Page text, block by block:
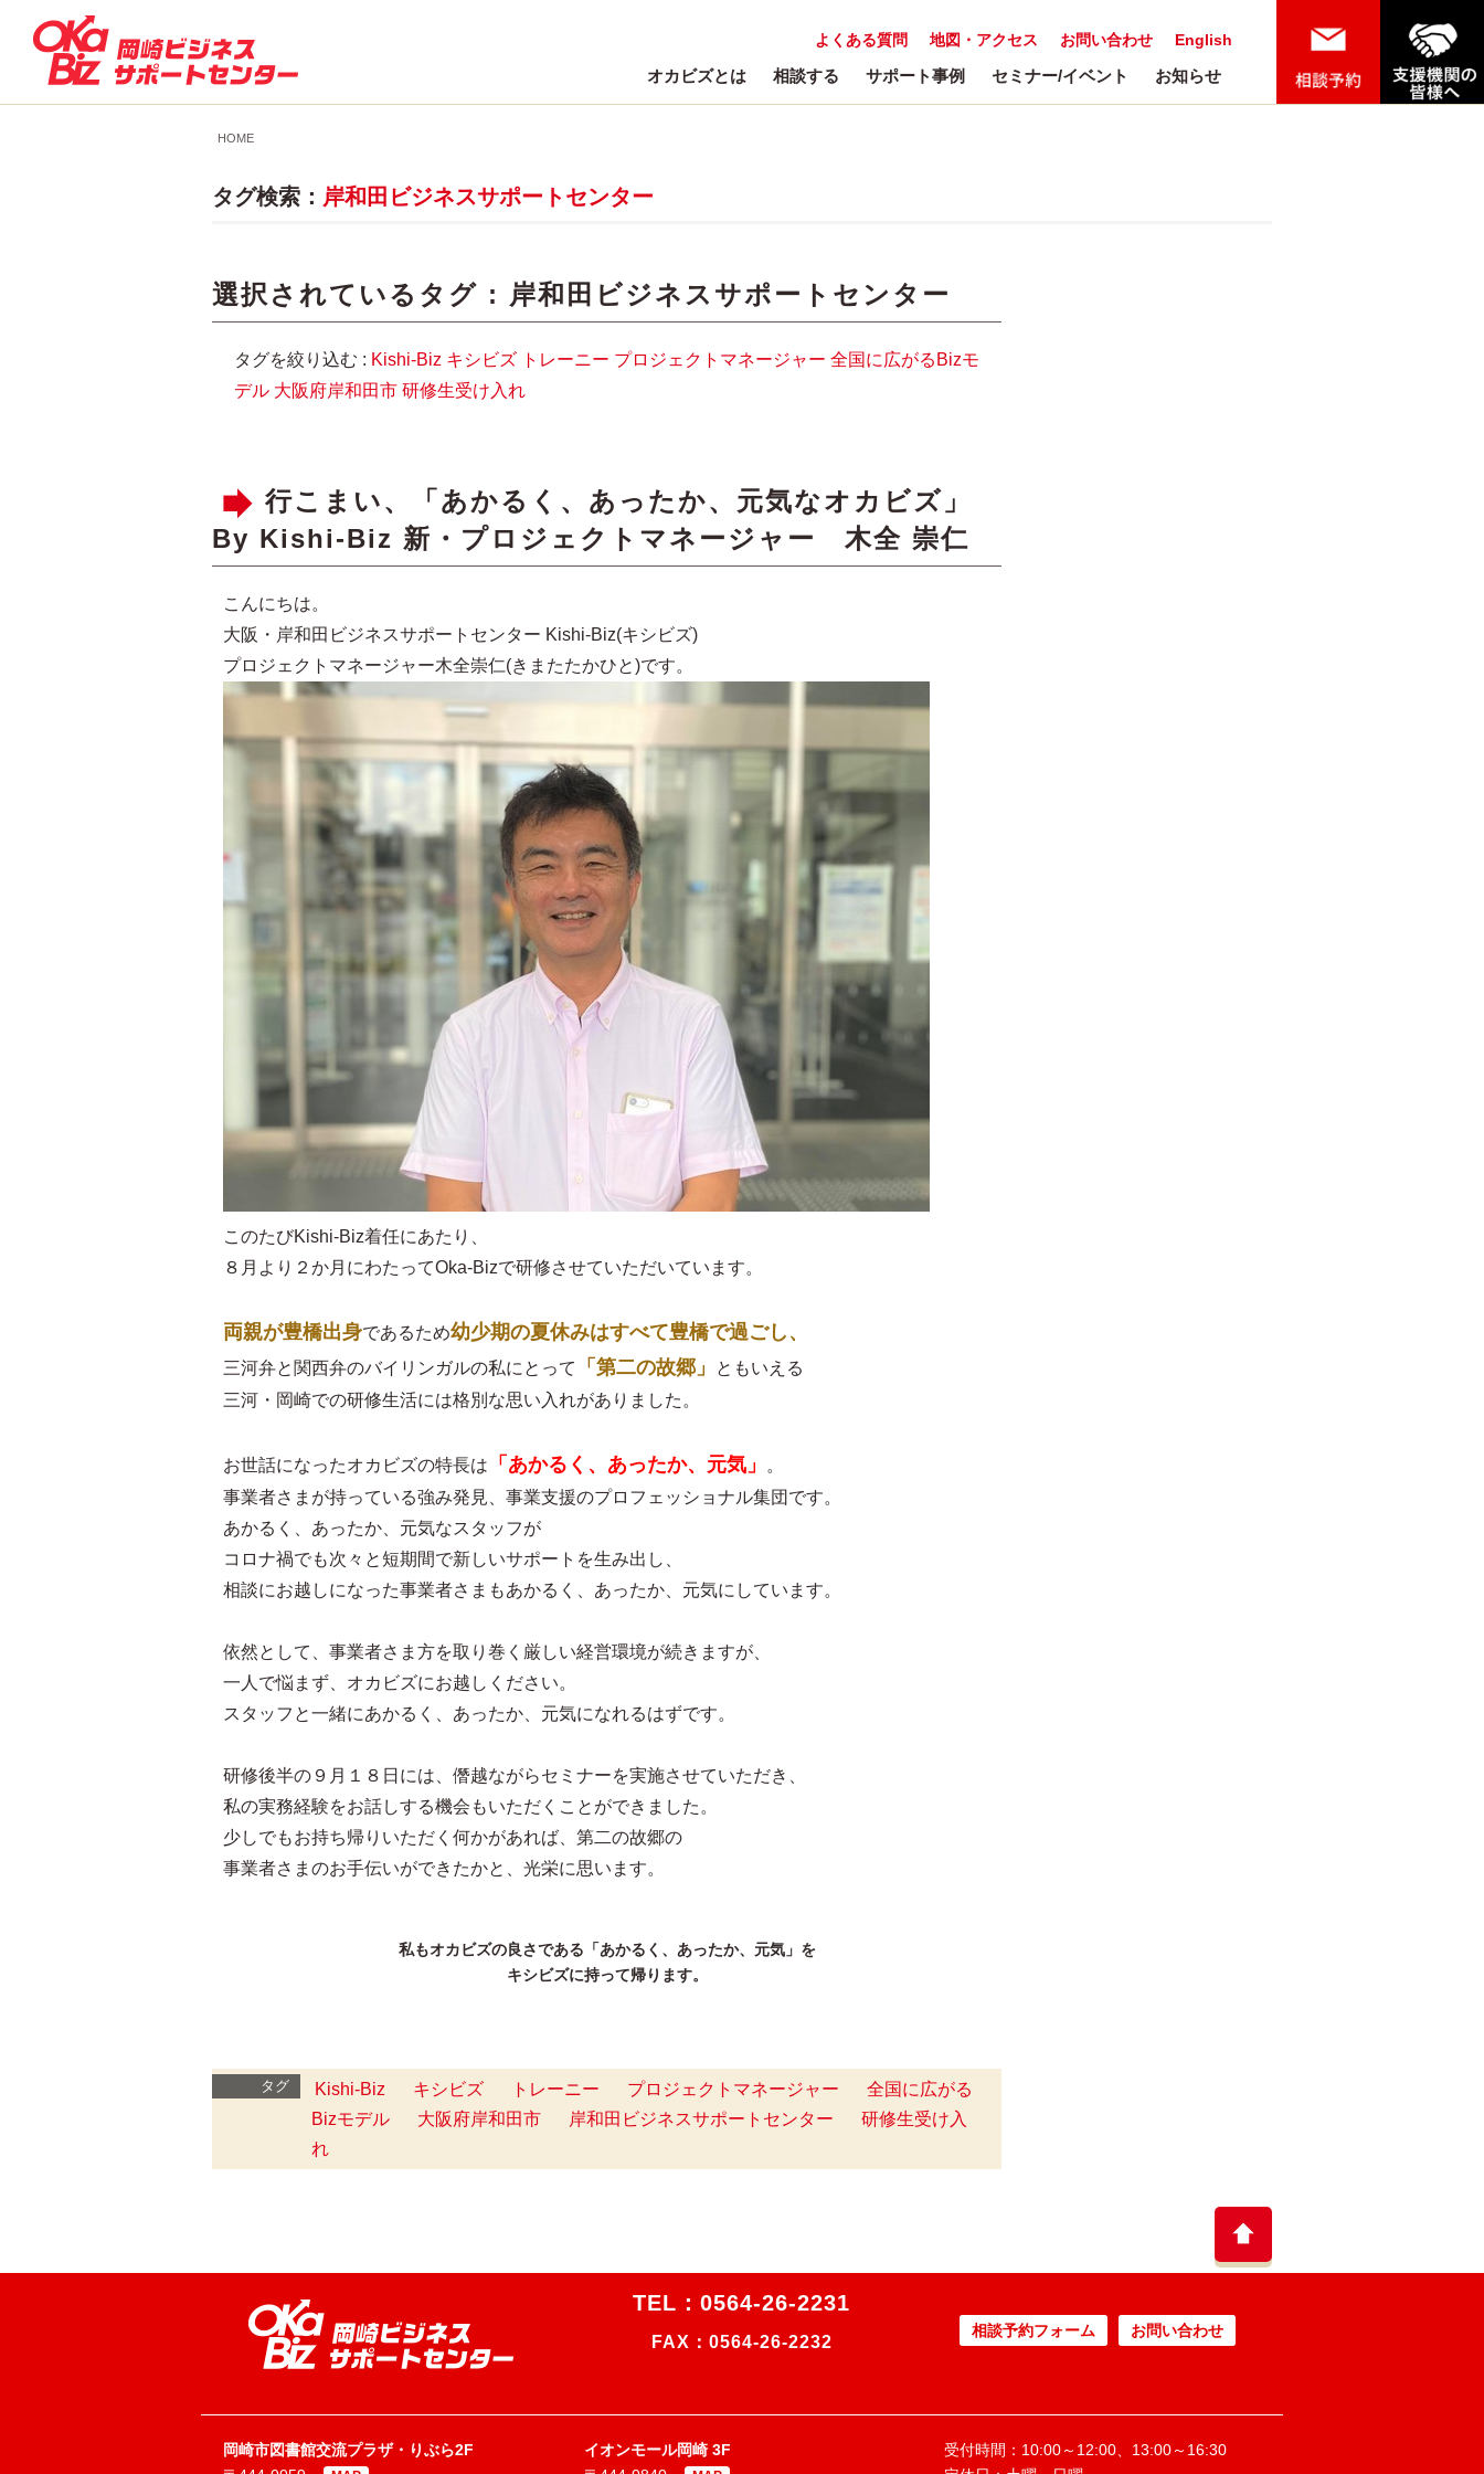
English
お問い合わせ
地図・アクセス
よくある質問
オカビズとは 相談する サポート事例 セミナー/イベント お知らせ
HOME
タグ検索： 岸和田ビジネスサポートセンター
選択されているタグ : 岸和田ビジネスサポートセンター
タグを絞り込む : Kishi-Biz キシビズ トレーニー プロジェクトマネージャー 全国に広がるBizモ
デル 大阪府岸和田市 研修生受け入れ
行こまい、「あかるく、あったか、元気なオカビズ」
By Kishi-Biz 新・プロジェクトマネージャー 木全 崇仁
こんにちは。
大阪・岸和田ビジネスサポートセンター Kishi-Biz(キシビズ)
プロジェクトマネージャー木全崇仁(きまたたかひと)です。
このたびKishi-Biz着任にあたり、
８月より２か月にわたってOka-Bizで研修させていただいています。
両親が豊橋出身であるため幼少期の夏休みはすべて豊橋で過ごし、
三河弁と関西弁のバイリンガルの私にとって 「第二の故郷」
ともいえる
三河・岡崎での研修生活には格別な思い入れがありました。
お世話になったオカビズの特長は 「あかるく、あったか、元気」
。
事業者さまが持っている強み発見、事業支援のプロフェッショナル集団です。
あかるく、あったか、元気なスタッフが
コロナ禍でも次々と短期間で新しいサポートを生み出し、
相談にお越しになった事業者さまもあかるく、あったか、元気にしています。
依然として、事業者さま方を取り巻く厳しい経営環境が続きますが、
一人で悩まず、オカビズにお越しください。
スタッフと一緒にあかるく、あったか、元気になれるはずです。
研修後半の９月１８日には、僭越ながらセミナーを実施させていただき、
私の実務経験をお話しする機会もいただくことができました。
少しでもお持ち帰りいただく何かがあれば、第二の故郷の
事業者さまのお手伝いができたかと、光栄に思います。
私もオカビズの良さである「あかるく、あったか、元気」を
キシビズに持って帰ります。
タグ Kishi-Biz キシビズ トレーニー プロジェクトマネージャー
全国に広がる
Bizモデル
大阪府岸和田市 岸和田ビジネスサポートセンター
研修生受け入
れ
TEL：0564-26-2231
FAX：0564-26-2232
相談予約フォーム お問い合わせ
岡崎市図書館交流プラザ・りぶら2F
イオンモール岡崎 3F
受付時間：10:00～12:00、13:00～16:30